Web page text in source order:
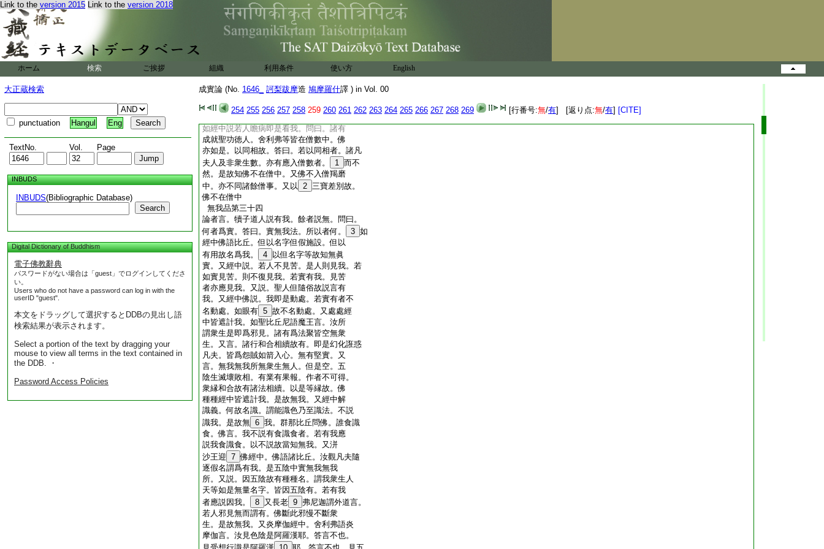
Link to the version 2015 Link to the version 2018
ホーム 検索 ご挨拶 組織 利用条件 使い方 English
大正蔵検索
punctuation Hangul Eng
TextNo. Vol. Page
INBUDS
INBUDS(Bibliographic Database)
Search
Digital Dictionary of Buddhism
電子佛教辭典
パスワードがない場合は「guest」でログインしてくださ
い。
Users who do not have a password can log in with the
userID "guest".
本文をドラッグして選択するとDDBの見出し語
検索結果が表示されます。
Select a portion of the text by dragging your
mouse to view all terms in the text contained in
the DDB. ・
Password Access Policies
成實論 (No. 1646_ 訶梨跋摩造 鳩摩羅什譯 ) in Vol. 00
254 255 256 257 258 259 260 261 262 263 264 265 266 267 268 269 [行番号:無/有] [返り点:無/有] [CITE]
14
三寶品第三十三
論者言。摩醯舍婆道人説。佛在僧數。答曰。若
説佛在四衆。所謂有
15
衆･生衆･人衆･聖人
衆。是則非過。若言佛在聲聞衆中是則有
咎。以聞法得悟故曰聲聞。佛相異故不
在此中。問曰。佛居僧之首。有人施者名爲
施僧。答曰。此施屬何等僧。此經小失。是應
當言施屬佛僧。問曰。佛語瞿曇彌。以此
衣施僧。則爲供養我。亦是供養僧。答曰。
如經中説若人瞻病即是看我。問曰。諸有
成就聖功徳人。舍利弗等皆在僧數中。佛
亦如是。以同相故。答曰。若以同相者。諸凡
夫人及非衆生數。亦有應入僧數者。
1 而不
然。是故知佛不在僧中。又佛不入僧羯磨
中。亦不同諸餘僧事。又以 2 三寶差別故。
佛不在僧中
無我品第三十四
論者言。犢子道人説有我。餘者説無。問曰。
何者爲實。答曰。實無我法。所以者何。
3 如
經中佛語比丘。但以名字但假施設。但以
有用故名爲我。
4
以但名字等故知無眞
實。又經中説。若人不見苦。是人則見我。若
如實見苦。則不復見我。若實有我。見苦
者亦應見我。又説。聖人但隨俗故説言有
我。又經中佛説。我即是動處。若實有者不
名動處。如眼有 5 故不名動處。又處處經
中皆遮計我。如聖比丘尼語魔王言。汝所
謂衆生是即爲邪見。諸有爲法聚皆空無衆
生。又言。諸行和合相續故有。即是幻化誑惑
凡夫。皆爲怨賊如箭入心。無有堅實。又
言。無我無我所無衆生無人。但是空。五
陰生滅壞敗相。有業有果報。作者不可得。
衆縁和合故有諸法相續。以是等縁故。佛
種種經中皆遮計我。是故無我。又經中解
識義。何故名識。謂能識色乃至識法。不説
識我。是故無 6 我。群那比丘問佛。誰食識
食。佛言。我不説有食識食者。若有我應
説我食識食。以不説故當知無我。又洴
沙王迎 7 佛經中。佛語諸比丘。汝觀凡夫隨
逐假名謂爲有我。是五陰中實無我無我
所。又説。因五陰故有種種名。謂我衆生人
天等如是無量名字。皆因五陰有。若有我
者應説因我。
8 又長老 9 弗尼迦謂外道言。
若人邪見無而謂有。佛斷此邪慢不斷衆
生。是故無我。又炎摩伽經中。舍利弗語炎
摩伽言。汝見色陰是阿羅漢耶。答言不也。